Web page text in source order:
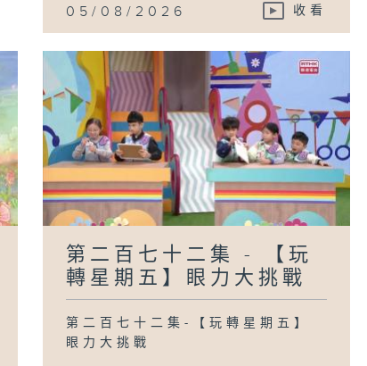
05/08/2026 收看
第二百七十二集 - 【玩
轉星期五】眼力大挑戰
第二百七十二集-【玩轉星期五】
眼力大挑戰